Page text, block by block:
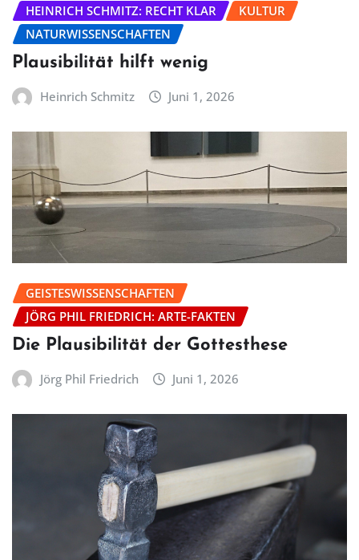
HEINRICH SCHMITZ: RECHT KLAR
KULTUR
NATURWISSENSCHAFTEN
Plausibilität hilft wenig
Heinrich Schmitz Juni 1, 2026
GEISTESWISSENSCHAFTEN
JÖRG PHIL FRIEDRICH: ARTE-FAKTEN
Die Plausibilität der Gottesthese
Jörg Phil Friedrich Juni 1, 2026